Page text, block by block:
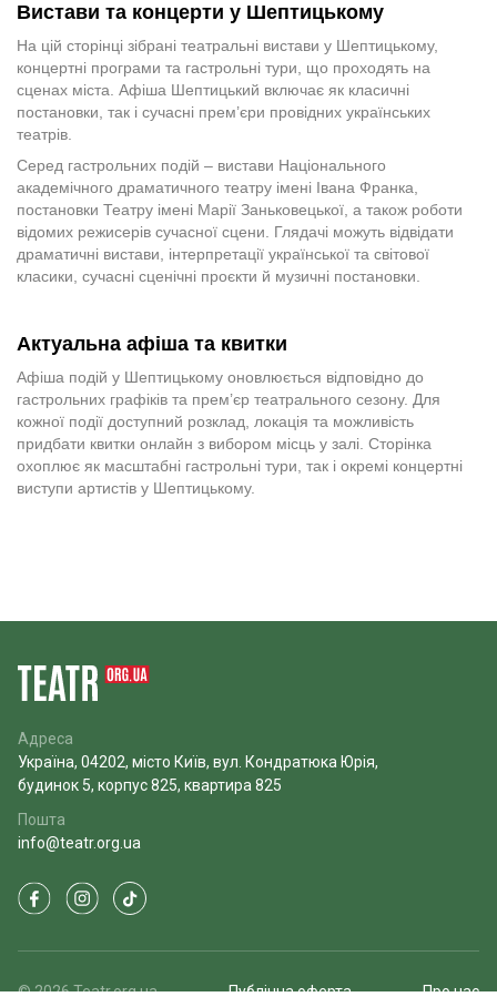
Вистави та концерти у Шептицькому
На цій сторінці зібрані театральні вистави у Шептицькому,
концертні програми та гастрольні тури, що проходять на
сценах міста. Афіша Шептицький включає як класичні
постановки, так і сучасні прем’єри провідних українських
театрів.
Серед гастрольних подій – вистави Національного
академічного драматичного театру імені Івана Франка,
постановки Театру імені Марії Заньковецької, а також роботи
відомих режисерів сучасної сцени. Глядачі можуть відвідати
драматичні вистави, інтерпретації української та світової
класики, сучасні сценічні проєкти й музичні постановки.
Актуальна афіша та квитки
Афіша подій у Шептицькому оновлюється відповідно до
гастрольних графіків та прем’єр театрального сезону. Для
кожної події доступний розклад, локація та можливість
придбати квитки онлайн з вибором місць у залі. Сторінка
охоплює як масштабні гастрольні тури, так і окремі концертні
виступи артистів у Шептицькому.
Адреса
Україна, 04202, місто Київ, вул. Кондратюка Юрія,
будинок 5, корпус 825, квартира 825
Пошта
info@teatr.org.ua
© 2026 Teatr.org.ua Публічна оферта Про нас